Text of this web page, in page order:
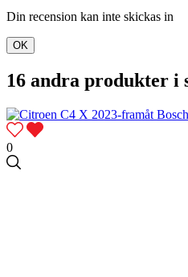
Din recension kan inte skickas in
OK
16 andra produkter i
0